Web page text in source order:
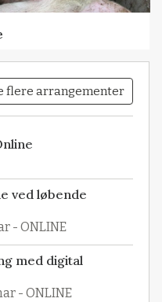
flere arrangementer
ved løbende
- ONLINE
med digital
- ONLINE